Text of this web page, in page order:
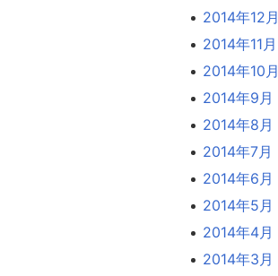
2014年12月
2014年11月
2014年10月
2014年9月
2014年8月
2014年7月
2014年6月
2014年5月
2014年4月
2014年3月